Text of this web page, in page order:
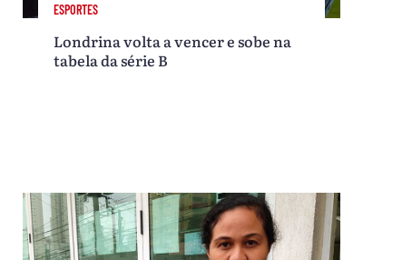
ESPORTES
Londrina volta a vencer e sobe na
tabela da série B